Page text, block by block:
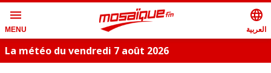
menu
MENU
language
العربية
La météo du vendredi 7 août 2026